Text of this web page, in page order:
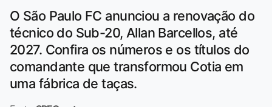
O São Paulo FC anunciou a renovação do
técnico do Sub-20, Allan Barcellos, até
2027. Confira os números e os títulos do
comandante que transformou Cotia em
uma fábrica de taças.